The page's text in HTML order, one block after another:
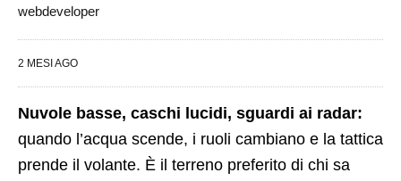
webdeveloper
2 MESI AGO
Nuvole basse, caschi lucidi, sguardi ai radar:
quando l’acqua scende, i ruoli cambiano e la tattica
prende il volante. È il terreno preferito di chi sa